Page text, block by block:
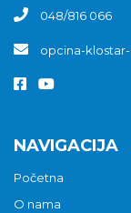
048/816 066
opcina-
NAVIGACIJA
Početna
O nama